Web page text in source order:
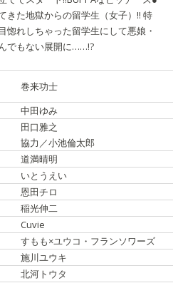
きた地獄からの留学生（女子）!! 特
惚れしちゃった留学生にして悪娘・
でもない展開に……!?
巻来功士
中田ゆみ
田口雅之
協力／小池倫太郎
道満晴明
いとうえい
恩田チロ
稲光伸二
Cuvie
すもも×ユウコ・フランソワーズ
施川ユウキ
北河トウタ